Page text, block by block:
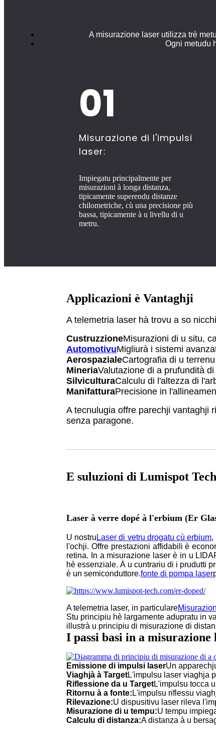
A misurazione laser utilizza trè
Ogni metudu
01
Misurazione di l'impulsi
laser:
Impiegatu principalmente per
misurazioni à longa distanza,
tipicamente superendu distanze
chilometriche, cù una precisione più
bassa, tipicamente à u livellu di u
metru.
Applicazioni è Vantaghji
A telemetria laser hà trovu a so
CustruzzioneMisurazioni di u situ,
AutomotivuMigliurà i sistemi
AerospazialeCartografia di u
MineriaValutazione di a prufundità
SilviculturaCalculu di l'altezza di
ManifatturaPrecisione in
A tecnulugia offre parechji vantaghji
senza paragone.
E suluzioni di Lumispot
Laser à verre dopé à l'erbium (Er
U nostru Laser di vetru drogatu cù erbium,
l'ochji. Offre prestazioni affidabili è
retina. In a misurazione laser è in u
hè essenziale. À u cuntrariu di i prudutti
è un semiconduttore.fonte di pompa laser
A telemetria laser, in particulare
Stu principiu hè largamente adupratu in
illustrà u principiu di misurazione di
I passi basi in a misurazione
Emissione di impulsi laserUn
Viaghjà à TargetL'impulsu laser viaghja
Riflessione da u TargetL'impulsu tocca
Ritornu à a fonte: L'impulsu riflessu
Rilevazione:U dispusitivu laser rileva
Misurazione di u tempu:U tempu
Calculu di distanza:A distanza à u